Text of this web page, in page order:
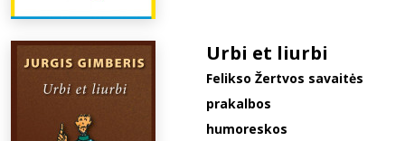
Urbi et liurbi
Felikso Žertvos savaitės
prakalbos
humoreskos